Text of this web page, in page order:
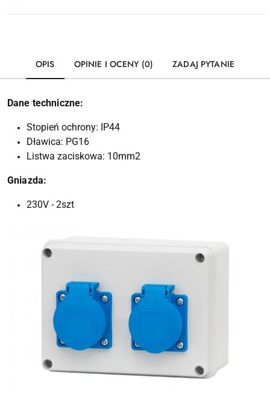
OPIS OPINIE I OCENY (0) ZADAJ PYTANIE
Dane techniczne:
Stopień ochrony: IP44
Dławica: PG16
Listwa zaciskowa: 10mm2
Gniazda:
230V - 2szt